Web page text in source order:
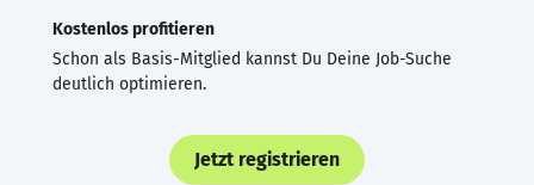
Kostenlos profitieren
Schon als Basis-Mitglied kannst Du Deine Job-Suche
deutlich optimieren.
Jetzt registrieren